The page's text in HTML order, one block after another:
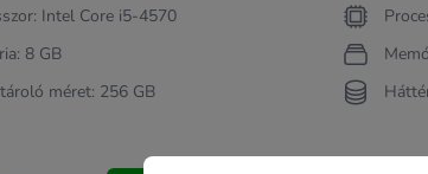
Intel Core i5-4570
8 GB
méret: 256 GB